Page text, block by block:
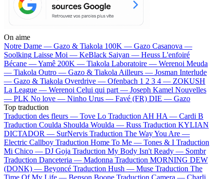
On aime
Notre Dame — Gazo & Tiakola 100K — Gazo Casanova —
Soolking Laisse Moi — KeBlack Saiyan — Heuss L'enfoiré
Bécane —Yamê 200K — Tiakola Laboratoire — Werenoi Meuda
— Tiakola Outro — Gazo & Tiakola Ailleurs — Josman Interlude
— Gazo & Tiakola Overdrive — Ofenbach 1 2 3 4 — ZOKUSH
La League — Werenoi Celui qui part — Joseph Kamel Nouvelles
— PLK No love — Ninho Urus — Favé (FR) DIE — Gazo
Top traduction
Traduction des fleurs — Tove Lo Traduction AH HA — Cardi B
Traduction Coulda Shoulda Woulda — Russ Traduction KYLIAN
DICTADOR — SurNervis Traduction The Way You Are —
Electric Callboy Traduction Home To Me — Tones & I Traduction
Mi Chico — DJ Goja Traduction My Body Isn't Ready — Sombr
Traduction Danceteria — Madonna Traduction MORNING DEW
(DONK) — Beyoncé Traduction Hush — Muse Traduction The
Time Of My Life — Benson Boone Traduction Camera — Charli